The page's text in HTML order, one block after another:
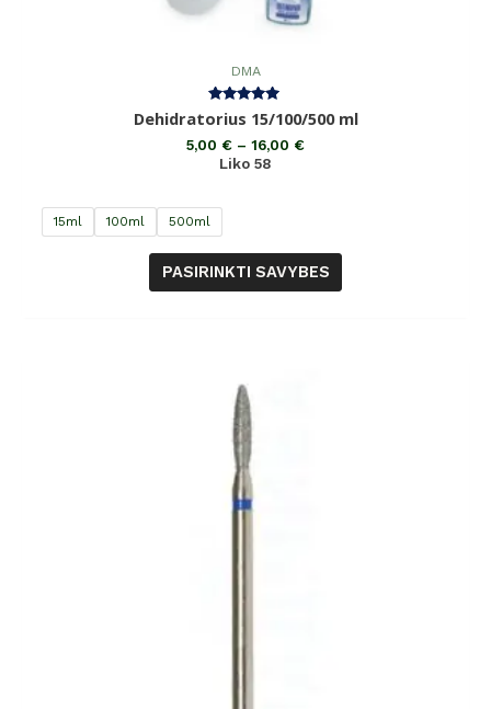
DMA
Įvertinimas:
5.00
iš 5
Dehidratorius 15/100/500 ml
5,00 € – 16,00 €
Liko 58
15ml 100ml 500ml
PASIRINKTI SAVYBES